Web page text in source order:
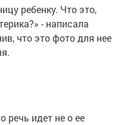
ребенку. Что это,
- написала
что это фото для нее
речь идет не о ее